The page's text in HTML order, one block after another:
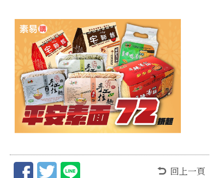
回上一頁